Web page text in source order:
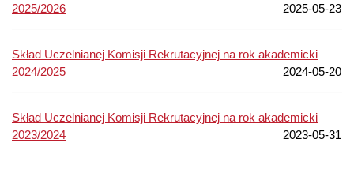
2025/2026
2025-05-23
Skład Uczelnianej Komisji Rekrutacyjnej na rok akademicki
2024/2025
2024-05-20
Skład Uczelnianej Komisji Rekrutacyjnej na rok akademicki
2023/2024
2023-05-31